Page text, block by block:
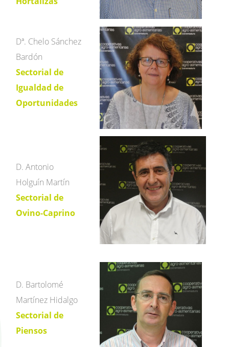
Dª. Chelo Sánchez
Bardón
Sectorial de
Igualdad de
Oportunidades
D. Antonio
Holguín Martín
Sectorial de
Ovino-Caprino
D. Bartolomé
Martínez Hidalgo
Sectorial de
Piensos